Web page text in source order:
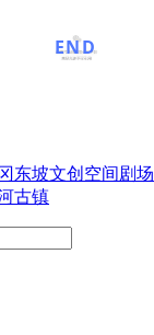
END
东坡文创空间剧场
古镇